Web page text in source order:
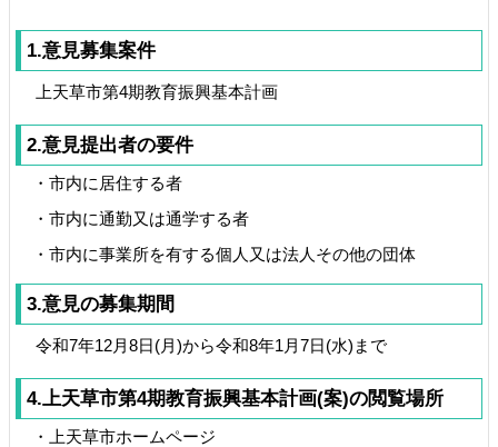
1.意見募集案件
上天草市第4期教育振興基本計画
2.意見提出者の要件
・市内に居住する者
・市内に通勤又は通学する者
・市内に事業所を有する個人又は法人その他の団体
3.意見の募集期間
令和7年12月8日(月)から令和8年1月7日(水)まで
4.上天草市第4期教育振興基本計画(案)の閲覧場所
・上天草市ホームページ